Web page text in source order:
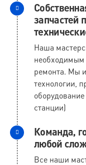
запчастей
Наша
необходимым
ремонта. Мы
технологии,
станции)
Команда,
любой
Все наши